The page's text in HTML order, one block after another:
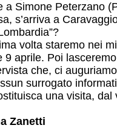
a Simone Peterzano
s’arriva a
volta staremo nei
9 aprile. Poi
che, ci
surrogato
una visita, dal
Zanetti